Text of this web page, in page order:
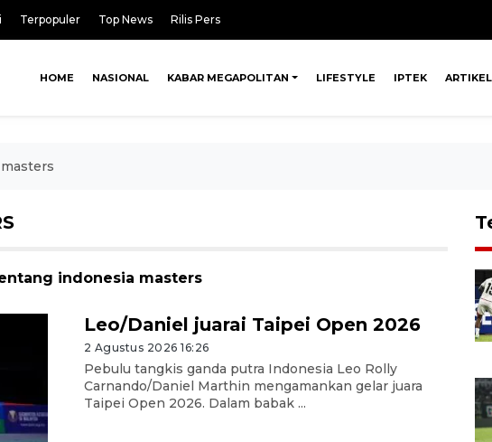
Terpopuler Top News Rilis Pers
HOME NASIONAL KABAR MEGAPOLITAN LIFESTYLE IPTEK ARTIKEL
indonesia masters
Leo/Daniel juarai Taipei Open 2026
2 Agustus 2026 16:26
Pebulu tangkis ganda putra Indonesia Leo Rolly
Carnando/Daniel Marthin mengamankan gelar juara
Taipei Open 2026. Dalam babak ...